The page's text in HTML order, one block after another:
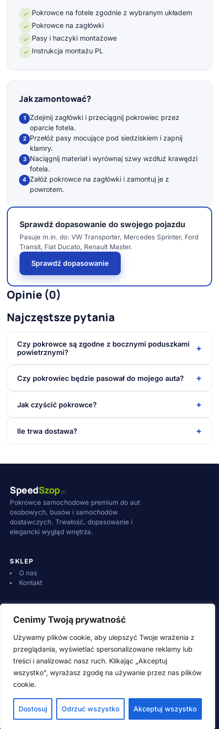
Cenimy Twoją prywatność
Używamy plików cookie, aby ulepszyć Twoje wrażenia z
przeglądania, wyświetlać spersonalizowane reklamy lub
treści i analizować nasz ruch. Klikając „Akceptuj
wszystko”, wyrażasz zgodę na używanie przez nas plików
cookie.
Dostosuj Odrzuć wszystko Akceptuj wszystko
✓ Pokrowce na fotele zgodnie z wybranym układem
✓ Pokrowce na zagłówki
✓ Pasy i haczyki montażowe
✓ Instrukcja montażu PL
Jak zamontować?
1
Zdejmij zagłówki i przeciągnij pokrowiec przez
oparcie fotela.
2
Przełóż pasy mocujące pod siedziskiem i zapnij
klamry.
3
Naciągnij materiał i wyrównaj szwy wzdłuż krawędzi
fotela.
4 Załóż pokrowce na zagłówki i zamontuj je z
powrotem.
Sprawdź dopasowanie do swojego pojazdu
Pasuje m.in. do: VW Transporter, Mercedes Sprinter, Ford
Transit, Fiat Ducato, Renault Master.
Sprawdź dopasowanie
Opinie (0)
Najczęstsze pytania
Czy pokrowce są zgodne z bocznymi poduszkami
powietrznymi?
+
Czy pokrowiec będzie pasował do mojego auta? +
Jak czyścić pokrowce? +
Ile trwa dostawa? +
SpeedSzop.pl
Pokrowce samochodowe premium do aut
osobowych, busów i samochodów
dostawczych. Trwałość, dopasowanie i
elegancki wygląd wnętrza.
SKLEP
O nas
Kontakt
Dostawa i płatności
Zwroty i reklamacje
Regulamin
KONTAKT
500 600 700 (pn–pt 8:00–16:00)